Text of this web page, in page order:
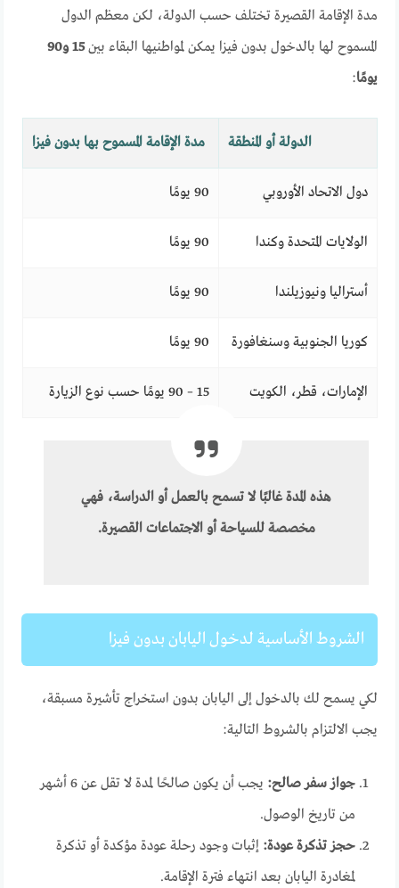
مدة الإقامة القصيرة تختلف حسب الدولة، لكن معظم الدول
المسموح لها بالدخول بدون فيزا يمكن لمواطنيها البقاء بين
15 و90
يومًا:
الدولة أو المنطقة مدة الإقامة المسموح بها بدون فيزا
دول الاتحاد الأوروبي 90 يومًا
الولايات المتحدة وكندا 90 يومًا
أستراليا ونيوزيلندا 90 يومًا
كوريا الجنوبية وسنغافورة 90 يومًا
الإمارات، قطر، الكويت 15 – 90 يومًا حسب نوع الزيارة
هذه المدة غالبًا لا تسمح بالعمل أو الدراسة، فهي
مخصصة للسياحة أو الاجتماعات القصيرة.
الشروط الأساسية لدخول اليابان بدون فيزا
لكي يسمح لك بالدخول إلى اليابان بدون استخراج تأشيرة مسبقة،
يجب الالتزام بالشروط التالية:
جواز سفر صالح:
يجب أن يكون صالحًا لمدة لا تقل عن 6 أشهر
من تاريخ الوصول.
حجز تذكرة عودة: إثبات وجود رحلة عودة مؤكدة أو تذكرة
لمغادرة اليابان بعد انتهاء فترة الإقامة.